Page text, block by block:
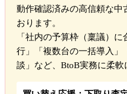
動作確認済みの高信頼な中
おります。
「社内の予算枠（稟議）
行」「複数台の一括導入」
談」など、BtoB実務に柔軟